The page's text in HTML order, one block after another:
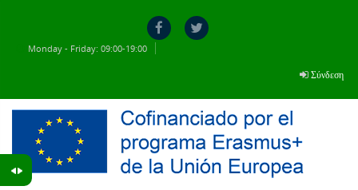
Monday - Friday: 09:00-19:00
Σύνδεση